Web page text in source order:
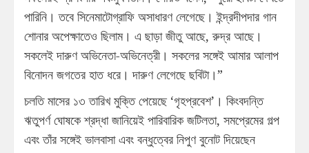
পারিনি। তবে সিনেমাটোগ্রাফি অসাধারণ লেগেছে। ইন্দ্রদীপদার গান
শোনার অপেক্ষাতেও ছিলাম। এ ছাড়া জীতু আছে, রুদ্র আছে।
সকলেই দারুণ অভিনেতা-অভিনেত্রী। সকলের সঙ্গেই আমার আলাপ
বিনোদন জগতের হাত ধরে। দারুণ লেগেছে ছবিটা।”
চলতি মাসের ১৩ তারিখ মুক্তি পেয়েছে ‘গৃহপ্রবেশ’। কিংবদন্তি
ঋতুপর্ণ ঘোষকে শ্রদ্ধা জানিয়েই পারিবারিক জটিলতা, সমপ্রেমের গল্প
এবং তাঁর সঙ্গেই ভালবাসা এবং বন্ধুত্বের নিপুণ বুনোট দিয়েছেন